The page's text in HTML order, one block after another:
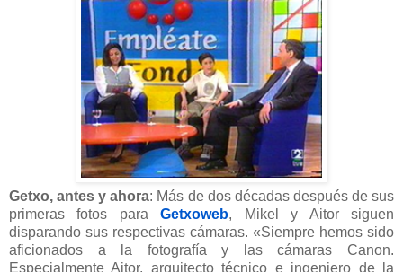
Getxo, antes y ahora: Más de dos décadas después de sus
primeras fotos paraGetxoweb, Mikel y Aitor siguen
disparando sus respectivas cámaras. «Siempre hemos sido
aficionados a la fotografía y las cámaras Canon.
Especialmente Aitor, arquitecto técnico e ingeniero de la